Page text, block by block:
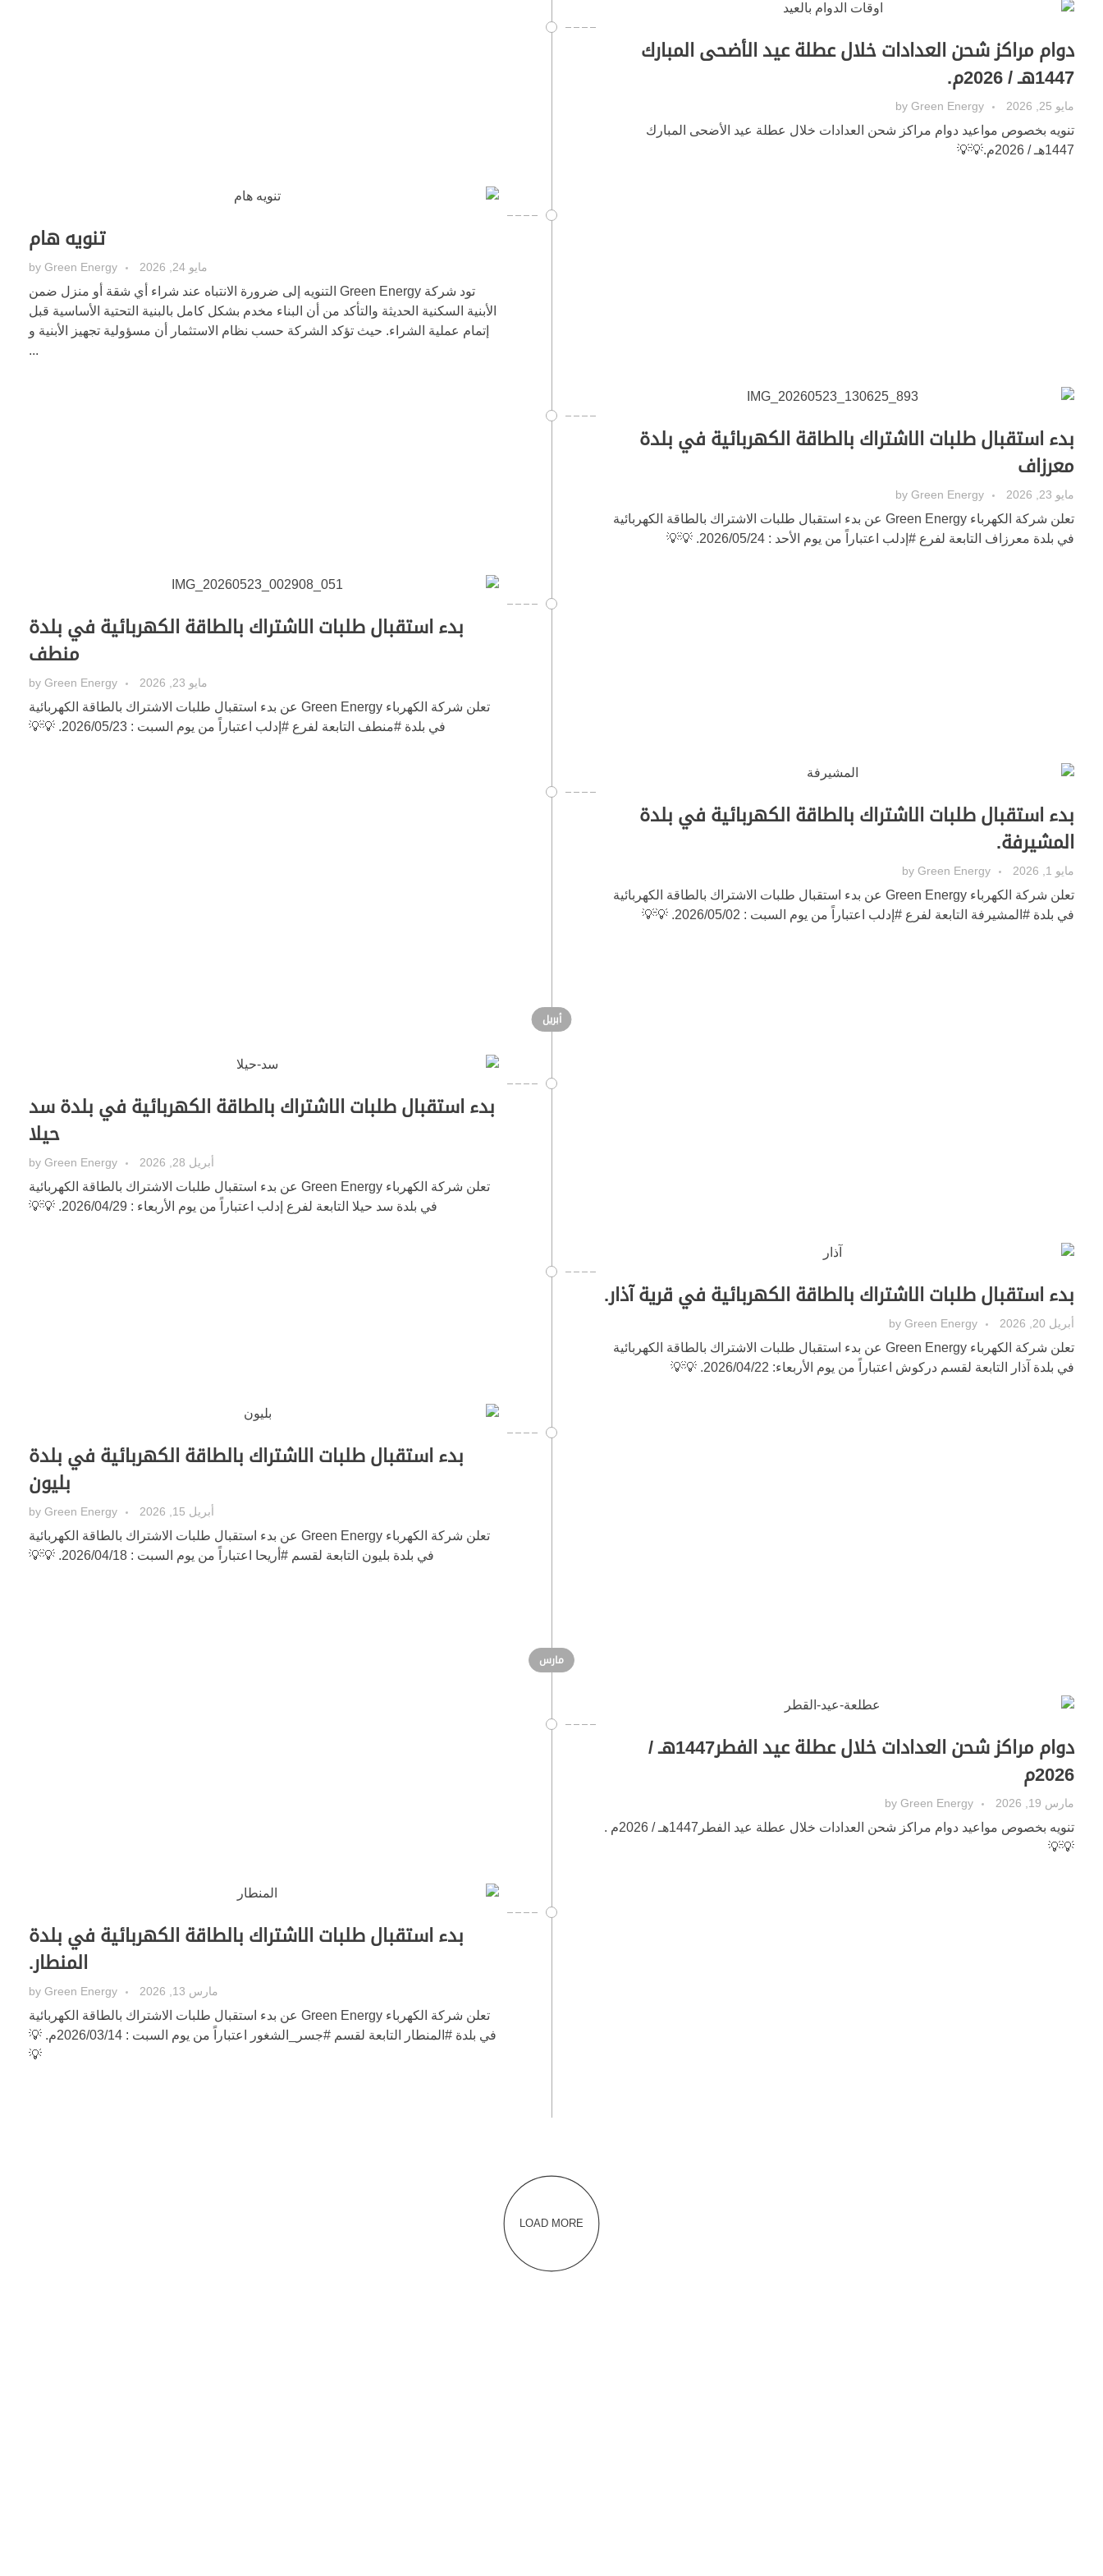
دوام مراكز شحن العدادات خلال عطلة عيد الأضحى المبارك
1447هـ / 2026م.
مايو 25, 2026 by Green Energy
تنويه بخصوص مواعيد دوام مراكز شحن العدادات خلال عطلة عيد الأضحى المبارك
1447هـ / 2026م.💡💡
تنويه هام
مايو 24, 2026 by Green Energy
تود شركة Green Energy التنويه إلى ضرورة الانتباه عند شراء أي شقة أو منزل ضمن
الأبنية السكنية الحديثة والتأكد من أن البناء مخدم بشكل كامل بالبنية التحتية الأساسية قبل
إتمام عملية الشراء. حيث تؤكد الشركة حسب نظام الاستثمار أن مسؤولية تجهيز الأبنية و
...
بدء استقبال طلبات الاشتراك بالطاقة الكهربائية في بلدة
معرزاف
مايو 23, 2026 by Green Energy
تعلن شركة الكهرباء Green Energy عن بدء استقبال طلبات الاشتراك بالطاقة الكهربائية
في بلدة معرزاف التابعة لفرع #إدلب اعتباراً من يوم الأحد : 2026/05/24. 💡💡
بدء استقبال طلبات الاشتراك بالطاقة الكهربائية في بلدة
منطف
مايو 23, 2026 by Green Energy
تعلن شركة الكهرباء Green Energy عن بدء استقبال طلبات الاشتراك بالطاقة الكهربائية
في بلدة #منطف التابعة لفرع #إدلب اعتباراً من يوم السبت : 2026/05/23. 💡💡
بدء استقبال طلبات الاشتراك بالطاقة الكهربائية في بلدة
المشيرفة.
مايو 1, 2026 by Green Energy
تعلن شركة الكهرباء Green Energy عن بدء استقبال طلبات الاشتراك بالطاقة الكهربائية
في بلدة #المشيرفة التابعة لفرع #إدلب اعتباراً من يوم السبت : 2026/05/02. 💡💡
أبريل
بدء استقبال طلبات الاشتراك بالطاقة الكهربائية في بلدة سد
حيلا
أبريل 28, 2026 by Green Energy
تعلن شركة الكهرباء Green Energy عن بدء استقبال طلبات الاشتراك بالطاقة الكهربائية
في بلدة سد حيلا التابعة لفرع إدلب اعتباراً من يوم الأربعاء : 2026/04/29. 💡💡
بدء استقبال طلبات الاشتراك بالطاقة الكهربائية في قرية آذار.
أبريل 20, 2026 by Green Energy
تعلن شركة الكهرباء Green Energy عن بدء استقبال طلبات الاشتراك بالطاقة الكهربائية
في بلدة آذار التابعة لقسم دركوش اعتباراً من يوم الأربعاء: 2026/04/22. 💡💡
بدء استقبال طلبات الاشتراك بالطاقة الكهربائية في بلدة
بليون
أبريل 15, 2026 by Green Energy
تعلن شركة الكهرباء Green Energy عن بدء استقبال طلبات الاشتراك بالطاقة الكهربائية
في بلدة بليون التابعة لقسم #أريحا اعتباراً من يوم السبت : 2026/04/18. 💡💡
مارس
دوام مراكز شحن العدادات خلال عطلة عيد الفطر1447هـ /
2026م
مارس 19, 2026 by Green Energy
تنويه بخصوص مواعيد دوام مراكز شحن العدادات خلال عطلة عيد الفطر1447هـ / 2026م .
💡💡
بدء استقبال طلبات الاشتراك بالطاقة الكهربائية في بلدة
المنطار.
مارس 13, 2026 by Green Energy
تعلن شركة الكهرباء Green Energy عن بدء استقبال طلبات الاشتراك بالطاقة الكهربائية
في بلدة #المنطار التابعة لقسم #جسر_الشغور اعتباراً من يوم السبت : 2026/03/14م. 💡
💡
LOAD MORE